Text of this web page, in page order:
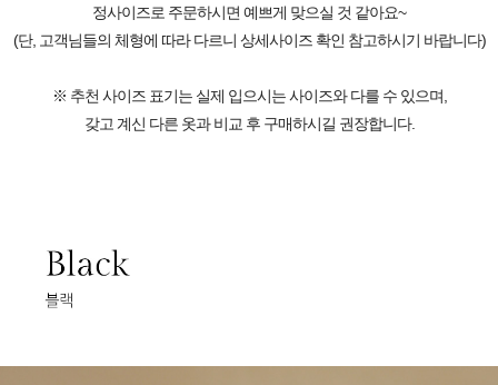
정사이즈로 주문하시면 예쁘게 맞으실 것 같아요~
(단, 고객님들의 체형에 따라 다르니 상세사이즈 확인 참고하시기 바랍니다)
※ 추천 사이즈 표기는 실제 입으시는 사이즈와 다를 수 있으며,
갖고 계신 다른 옷과 비교 후 구매하시길 권장합니다.